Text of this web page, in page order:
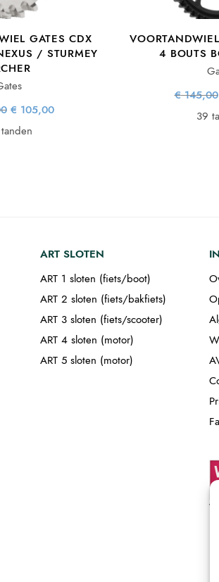
GATES CDX
/ STURMEY
Oorspronkelijke
prijs was:
€ 125,00.
€ 105,00
4 BOUTS
€145,00
39
ART SLOTEN
ART 1 sloten (fiets/boot)
ART 2 sloten (fiets/bakfiets)
ART 3 sloten (fiets/scooter)
ART 4 sloten (motor)
ART 5 sloten (motor)